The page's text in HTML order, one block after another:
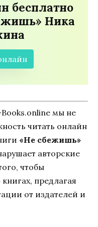
бесплатно
Ника
мы не
читать онлайн
«Не сбежишь»
авторские
чтобы
предлагая
от издателей и